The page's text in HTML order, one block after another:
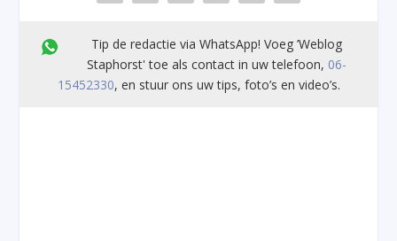
Tip de redactie via WhatsApp! Voeg ’Weblog
Staphorst' toe als contact in uw telefoon, 06-
15452330, en stuur ons uw tips, foto’s en video’s.